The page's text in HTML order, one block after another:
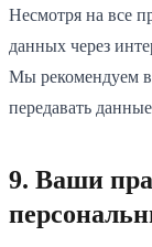
Несмотря на все
данных через
Мы рекомендуем
передавать
9. Ваши